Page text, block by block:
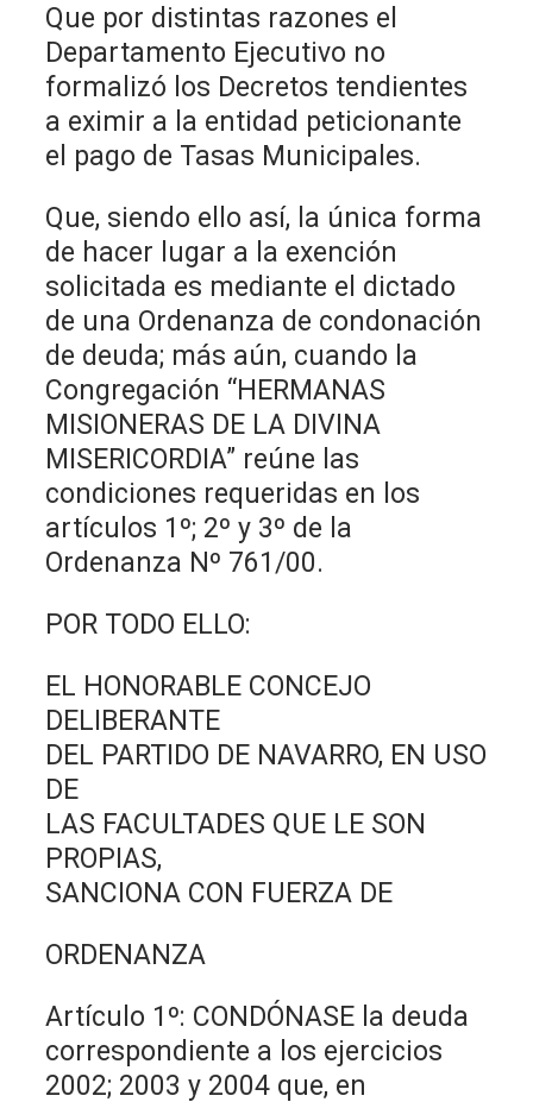
Que por distintas razones el
Departamento Ejecutivo no
formalizó los Decretos tendientes
a eximir a la entidad peticionante
el pago de Tasas Municipales.
Que, siendo ello así, la única forma
de hacer lugar a la exención
solicitada es mediante el dictado
de una Ordenanza de condonación
de deuda; más aún, cuando la
Congregación “HERMANAS
MISIONERAS DE LA DIVINA
MISERICORDIA” reúne las
condiciones requeridas en los
artículos 1º; 2º y 3º de la
Ordenanza Nº 761/00.
POR TODO ELLO:
EL HONORABLE CONCEJO
DELIBERANTE
DEL PARTIDO DE NAVARRO, EN USO
DE
LAS FACULTADES QUE LE SON
PROPIAS,
SANCIONA CON FUERZA DE
ORDENANZA
Artículo 1º: CONDÓNASE la deuda
correspondiente a los ejercicios
2002; 2003 y 2004 que, en